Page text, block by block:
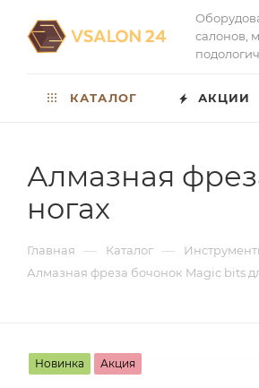
салонов,
КАТАЛОГ АКЦИИ
Алмазная
ногах
Главная — Каталог —
Алмазная фреза бочонок Magic bits
Новинка Акция